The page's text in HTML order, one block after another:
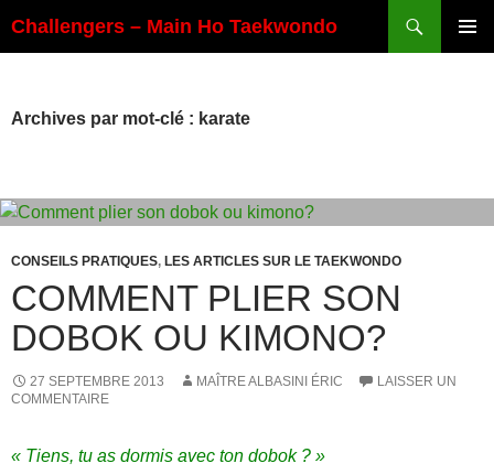
au
Challengers – Main Ho Taekwondo
Archives par mot-clé : karate
CONSEILS PRATIQUES, LES ARTICLES SUR LE TAEKWONDO
COMMENT PLIER SON
DOBOK OU KIMONO?
27 SEPTEMBRE 2013 MAÎTRE ALBASINI ÉRIC
LAISSER UN
COMMENTAIRE
« Tiens, tu as dormis avec ton dobok ? »